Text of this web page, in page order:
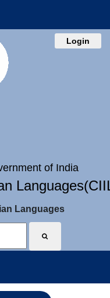
Login
of India
Languages